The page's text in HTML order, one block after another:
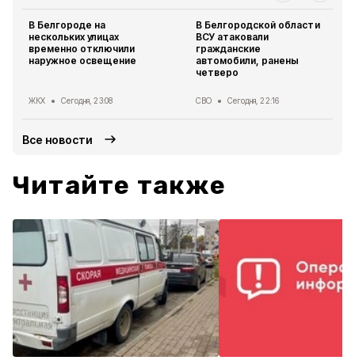
В Белгороде на
нескольких улицах
временно отключили
наружное освещение
ЖКХ Сегодня, 23:08
В Белгородской области
ВСУ атаковали
гражданские
автомобили, ранены
четверо
СВО Сегодня, 22:16
Все новости
Читайте также